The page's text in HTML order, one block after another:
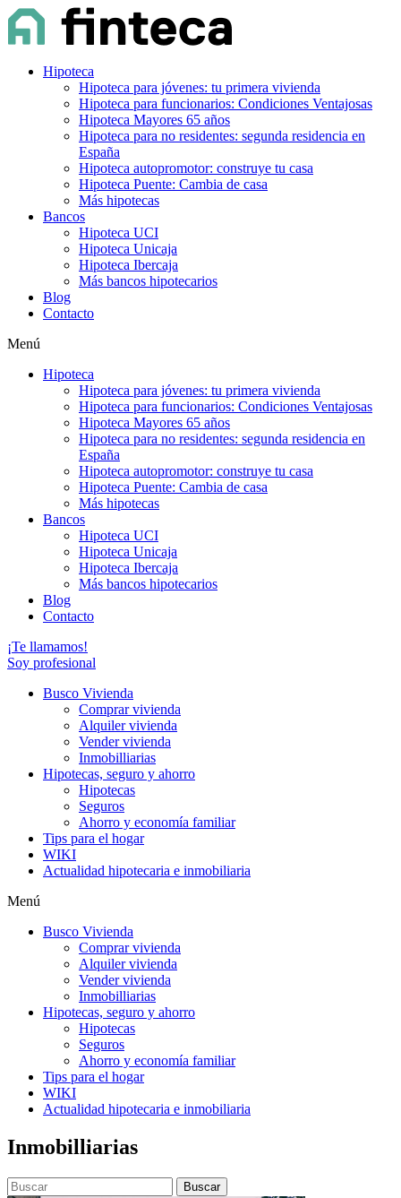
Hipoteca
Hipoteca para jóvenes: tu primera vivienda
Hipoteca para funcionarios: Condiciones Ventajosas
Hipoteca Mayores 65 años
Hipoteca para no residentes: segunda residencia en
España
Hipoteca autopromotor: construye tu casa
Hipoteca Puente: Cambia de casa
Más hipotecas
Bancos
Hipoteca UCI
Hipoteca Unicaja
Hipoteca Ibercaja
Más bancos hipotecarios
Blog
Contacto
Menú
Hipoteca
Hipoteca para jóvenes: tu primera vivienda
Hipoteca para funcionarios: Condiciones Ventajosas
Hipoteca Mayores 65 años
Hipoteca para no residentes: segunda residencia en
España
Hipoteca autopromotor: construye tu casa
Hipoteca Puente: Cambia de casa
Más hipotecas
Bancos
Hipoteca UCI
Hipoteca Unicaja
Hipoteca Ibercaja
Más bancos hipotecarios
Blog
Contacto
¡Te llamamos!
Soy profesional
Busco Vivienda
Comprar vivienda
Alquiler vivienda
Vender vivienda
Inmobilliarias
Hipotecas, seguro y ahorro
Hipotecas
Seguros
Ahorro y economía familiar
Tips para el hogar
WIKI
Actualidad hipotecaria e inmobiliaria
Menú
Busco Vivienda
Comprar vivienda
Alquiler vivienda
Vender vivienda
Inmobilliarias
Hipotecas, seguro y ahorro
Hipotecas
Seguros
Ahorro y economía familiar
Tips para el hogar
WIKI
Actualidad hipotecaria e inmobiliaria
Inmobilliarias
Buscar